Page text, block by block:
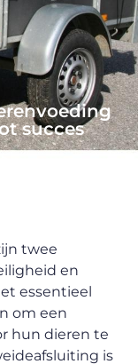
succes
twee
en
essentieel
om een
hun dieren te
is